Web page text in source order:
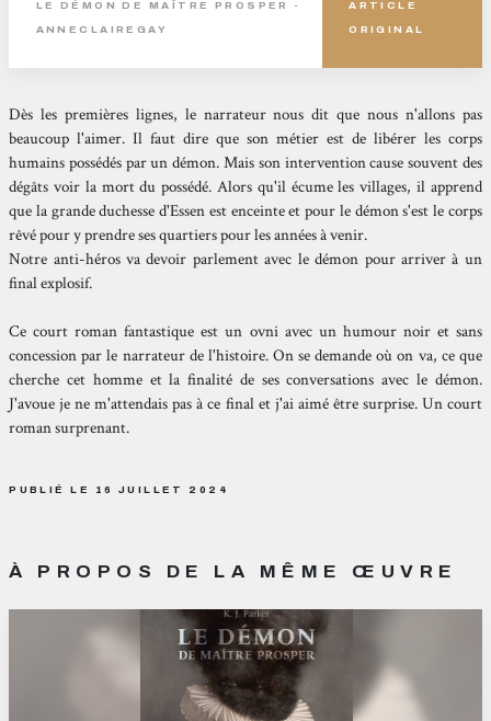
LE DÉMON DE MAÎTRE PROSPER -
ANNECLAIREGAY
ARTICLE
ORIGINAL
Dès les premières lignes, le narrateur nous dit que nous n'allons pas
beaucoup l'aimer. Il faut dire que son métier est de libérer les corps
humains possédés par un démon. Mais son intervention cause souvent des
dégâts voir la mort du possédé. Alors qu'il écume les villages, il apprend
que la grande duchesse d'Essen est enceinte et pour le démon s'est le corps
rêvé pour y prendre ses quartiers pour les années à venir.
Notre anti-héros va devoir parlement avec le démon pour arriver à un
final explosif.
Ce court roman fantastique est un ovni avec un humour noir et sans
concession par le narrateur de l'histoire. On se demande où on va, ce que
cherche cet homme et la finalité de ses conversations avec le démon.
J'avoue je ne m'attendais pas à ce final et j'ai aimé être surprise. Un court
roman surprenant.
PUBLIÉ LE 16 JUILLET 2024
À PROPOS DE LA MÊME ŒUVRE